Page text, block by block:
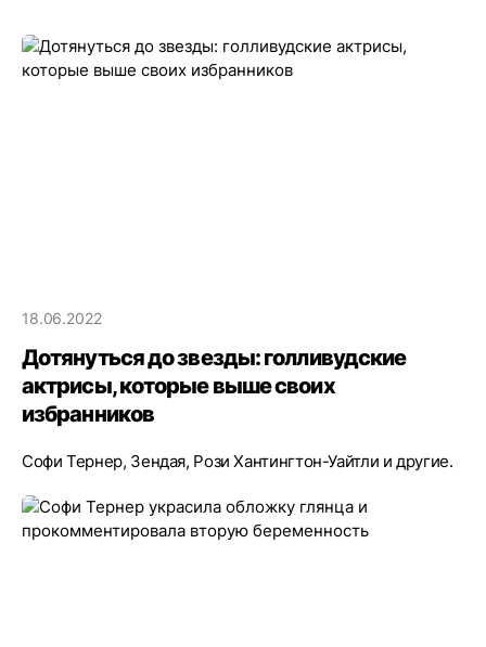
18.06.2022
Дотянуться до звезды: голливудские
актрисы, которые выше своих
избранников
Софи Тернер, Зендая, Рози Хантингтон-Уайтли и другие.